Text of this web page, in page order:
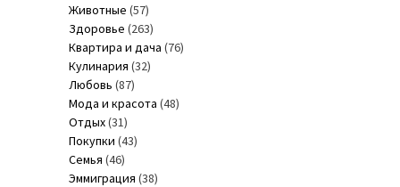
Животные (57)
Здоровье (263)
Квартира и дача (76)
Кулинария (32)
Любовь (87)
Мода и красота (48)
Отдых(31)
Покупки (43)
Семья (46)
Эммиграция (38)